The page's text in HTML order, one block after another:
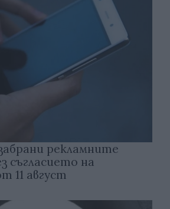
рекламните
съгласието на
11 август